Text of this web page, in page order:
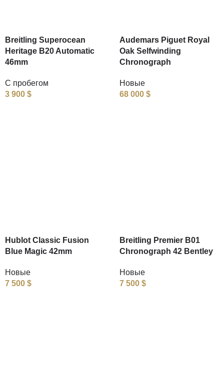
Breitling Superocean
Heritage B20 Automatic
46mm
С пробегом
3 900 $
Audemars Piguet Royal
Oak Selfwinding
Chronograph
Новые
68 000 $
Hublot Classic Fusion
Blue Magic 42mm
Новые
7 500 $
Breitling Premier B01
Chronograph 42 Bentley
Новые
7 500 $